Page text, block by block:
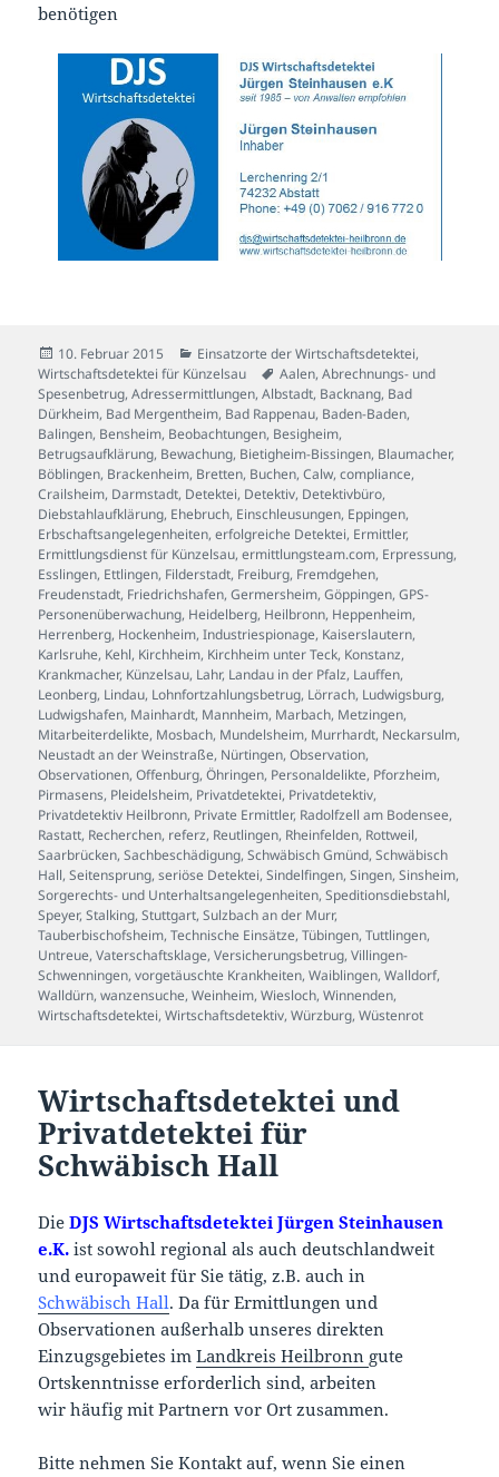
benötigen
Veröffentlicht
am
10. Februar 2015 Kategorien
Einsatzorte der Wirtschaftsdetektei,
Wirtschaftsdetektei für Künzelsau
Schlagwörter
Aalen,Abrechnungs- und
Spesenbetrug,Adressermittlungen,Albstadt, Backnang, Bad
Dürkheim, Bad Mergentheim, Bad Rappenau, Baden-Baden,
Balingen, Bensheim, Beobachtungen, Besigheim,
Betrugsaufklärung, Bewachung, Bietigheim-Bissingen, Blaumacher,
Böblingen, Brackenheim, Bretten, Buchen,Calw,compliance,
Crailsheim, Darmstadt, Detektei, Detektiv, Detektivbüro,
Diebstahlaufklärung, Ehebruch, Einschleusungen, Eppingen,
Erbschaftsangelegenheiten,erfolgreiche Detektei, Ermittler,
Ermittlungsdienst für Künzelsau,ermittlungsteam.com, Erpressung,
Esslingen, Ettlingen, Filderstadt, Freiburg, Fremdgehen,
Freudenstadt, Friedrichshafen,Germersheim,Göppingen,GPS-
Personenüberwachung, Heidelberg, Heilbronn, Heppenheim,
Herrenberg, Hockenheim,Industriespionage, Kaiserslautern,
Karlsruhe, Kehl, Kirchheim, Kirchheim unter Teck, Konstanz,
Krankmacher, Künzelsau, Lahr, Landau in der Pfalz, Lauffen,
Leonberg, Lindau, Lohnfortzahlungsbetrug, Lörrach, Ludwigsburg,
Ludwigshafen, Mainhardt, Mannheim, Marbach, Metzingen,
Mitarbeiterdelikte, Mosbach, Mundelsheim, Murrhardt, Neckarsulm,
Neustadt an der Weinstraße, Nürtingen,Observation,
Observationen,Offenburg,Öhringen, Personaldelikte, Pforzheim,
Pirmasens, Pleidelsheim, Privatdetektei, Privatdetektiv,
Privatdetektiv Heilbronn, Private Ermittler, Radolfzell am Bodensee,
Rastatt, Recherchen, referz, Reutlingen, Rheinfelden, Rottweil,
Saarbrücken,Sachbeschädigung,Schwäbisch Gmünd,Schwäbisch
Hall,Seitensprung,seriöse Detektei,Sindelfingen,Singen,Sinsheim,
Sorgerechts- und Unterhaltsangelegenheiten,Speditionsdiebstahl,
Speyer,Stalking,Stuttgart,Sulzbach an der Murr,
Tauberbischofsheim,Technische Einsätze,Tübingen,Tuttlingen,
Untreue,Vaterschaftsklage,Versicherungsbetrug,Villingen-
Schwenningen,vorgetäuschte Krankheiten,Waiblingen,Walldorf,
Walldürn,wanzensuche,Weinheim,Wiesloch,Winnenden,
Wirtschaftsdetektei,Wirtschaftsdetektiv,Würzburg,Wüstenrot
Wirtschaftsdetektei und
Privatdetektei für
Schwäbisch Hall
DieDJS Wirtschaftsdetektei Jürgen Steinhausen
e.K. ist sowohl regional als auch deutschlandweit
und europaweit für Sie tätig, z.B. auch in
Schwäbisch Hall. Da für Ermittlungen und
Observationen außerhalb unseres direkten
Einzugsgebietes imLandkreis Heilbronn gute
Ortskenntnisse erforderlich sind, arbeiten
wir häufig mit Partnern vor Ort zusammen.
Bitte nehmen Sie Kontakt auf, wenn Sie einen